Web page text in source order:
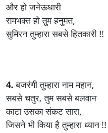
और हो जनेऊधारी
रामभक्त हो तुम हनुमत,
सुमिरन तुम्हारा सबसे हितकारी !!
4.बजरंगी तुम्हारा नाम महान,
सबसे चतुर, तुम सबसे बलवान
काटा उसका संकट सारा,
जिसने भी किया है तुम्हारा ध्यान !!